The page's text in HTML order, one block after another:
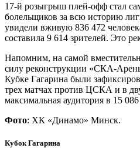
17-й розыгрыш плей-офф стал
болельщиков за всю историю
увидели вживую 836 472
составила 9 614 зрителей. Это
Напомним, на самой
силу реконструкции «СКА-
Кубке Гагарина были
трех матчах против ЦСКА и в
максимальная аудитория в 15
Фото: ХК «Динамо» Минск.
Кубок Гагарина